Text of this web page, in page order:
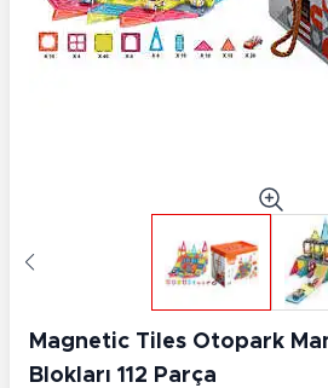
Magnetic Tiles Otopark
Blokları 112 Parça